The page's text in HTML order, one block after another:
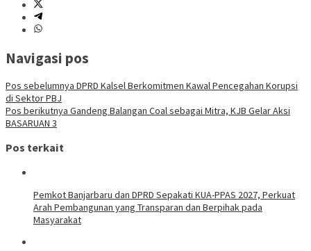
Navigasi pos
Pos sebelumnya DPRD Kalsel Berkomitmen Kawal Pencegahan Korupsi
di Sektor PBJ
Pos berikutnya Gandeng Balangan Coal sebagai Mitra, KJB Gelar Aksi
BASARUAN 3
Pos terkait
Pemkot Banjarbaru dan DPRD Sepakati KUA-PPAS 2027, Perkuat
Arah Pembangunan yang Transparan dan Berpihak pada
Masyarakat